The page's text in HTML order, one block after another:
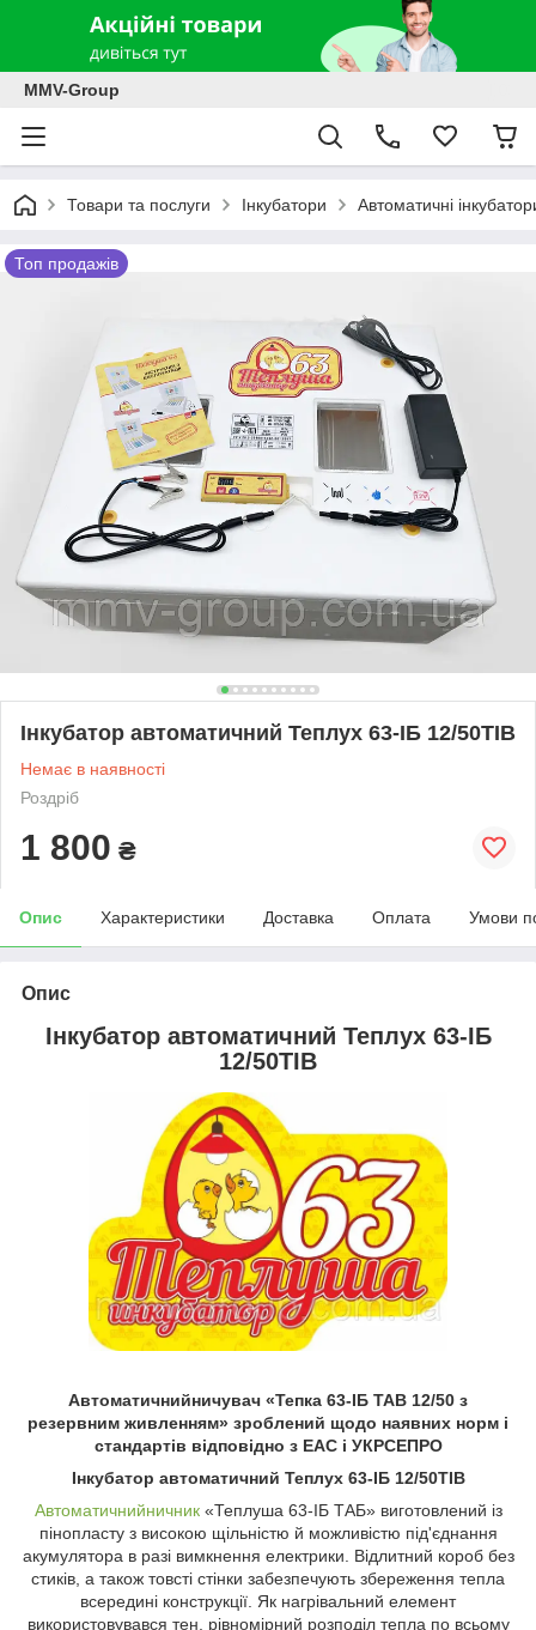
MMV-Group
Товари та послуги Інкубатори Автоматичні
Топ продажів
Інкубатор автоматичний Теплух 63-ІБ 12/50ТІВ
Немає в наявності
Роздріб
1 800 ₴
Опис Характеристики Доставка Оплата Умови
Опис
Інкубатор автоматичний Теплух 63-ІБ
12/50ТІВ
Автоматичнийничувач «Тепка 63-ІБ ТАВ 12/50 з
резервним живленням» зроблений щодо наявних норм і
стандартів відповідно з ЕАС і УКРСЕПРО
Інкубатор автоматичний Теплух 63-ІБ 12/50ТІВ
Автоматичнийничник«Теплуша 63-ІБ ТАБ» виготовлений із
пінопласту з високою щільністю й можливістю під'єднання
акумулятора в разі вимкнення електрики. Відлитний короб без
стиків, а також товсті стінки забезпечують збереження тепла
всередині конструкції. Як нагрівальний елемент
використовувався тен, рівномірний розподіл тепла по всьому